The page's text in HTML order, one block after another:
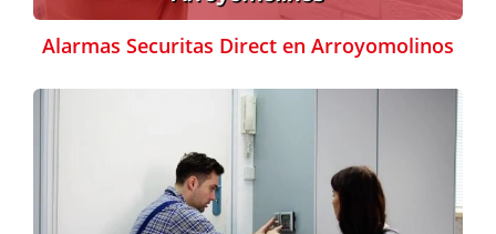
Alarmas Securitas Direct en Arroyomolinos